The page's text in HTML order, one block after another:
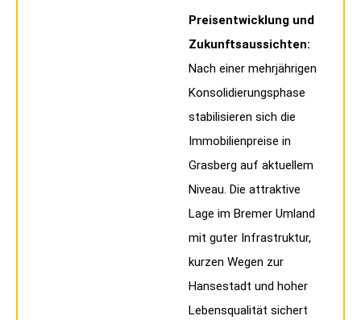
Preisentwicklung und
Zukunftsaussichten:
Nach einer mehrjährigen
Konsolidierungsphase
stabilisieren sich die
Immobilienpreise in
Grasberg auf aktuellem
Niveau. Die attraktive
Lage im Bremer Umland
mit guter Infrastruktur,
kurzen Wegen zur
Hansestadt und hoher
Lebensqualität sichert